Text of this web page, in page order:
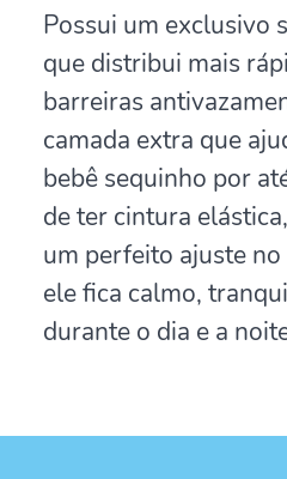
Possui um exclusivo
que distribui mais
barreiras
camada extra que
bebê sequinho por
de ter cintura
um perfeito ajuste
ele fica calmo,
durante o dia e a